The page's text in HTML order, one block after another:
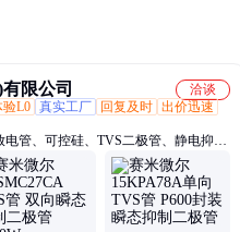
限公司
洽谈
验L0 真实工厂 回复及时 出价迅速
管、可控硅、TVS二极管、静电抑制
管、PLED开路保护器